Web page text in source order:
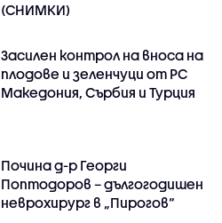
(СНИМКИ)
Засилен контрол на вноса на
плодове и зеленчуци от РС
Македония, Сърбия и Турция
Почина д-р Георги
Поптодоров – дългогодишен
неврохирург в „Пирогов“